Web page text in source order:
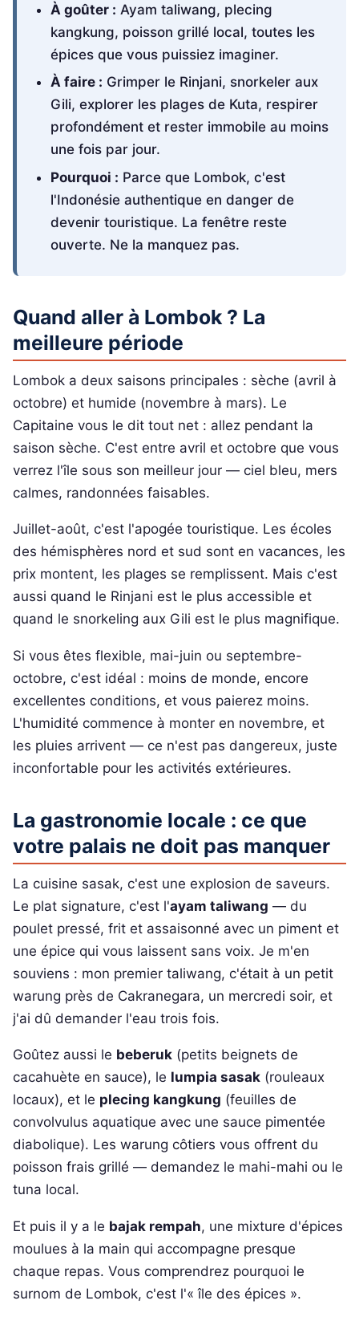
À goûter : Ayam taliwang, plecing
kangkung, poisson grillé local, toutes les
épices que vous puissiez imaginer.
À faire : Grimper le Rinjani, snorkeler aux
Gili, explorer les plages de Kuta, respirer
profondément et rester immobile au moins
une fois par jour.
Pourquoi : Parce que Lombok, c'est
l'Indonésie authentique en danger de
devenir touristique. La fenêtre reste
ouverte. Ne la manquez pas.
Quand aller à Lombok ? La
meilleure période
Lombok a deux saisons principales : sèche (avril à
octobre) et humide (novembre à mars). Le
Capitaine vous le dit tout net : allez pendant la
saison sèche. C'est entre avril et octobre que vous
verrez l'île sous son meilleur jour — ciel bleu, mers
calmes, randonnées faisables.
Juillet-août, c'est l'apogée touristique. Les écoles
des hémisphères nord et sud sont en vacances, les
prix montent, les plages se remplissent. Mais c'est
aussi quand le Rinjani est le plus accessible et
quand le snorkeling aux Gili est le plus magnifique.
Si vous êtes flexible, mai-juin ou septembre-
octobre, c'est idéal : moins de monde, encore
excellentes conditions, et vous paierez moins.
L'humidité commence à monter en novembre, et
les pluies arrivent — ce n'est pas dangereux, juste
inconfortable pour les activités extérieures.
La gastronomie locale : ce que
votre palais ne doit pas manquer
La cuisine sasak, c'est une explosion de saveurs.
Le plat signature, c'est l'ayam taliwang — du
poulet pressé, frit et assaisonné avec un piment et
une épice qui vous laissent sans voix. Je m'en
souviens : mon premier taliwang, c'était à un petit
warung près de Cakranegara, un mercredi soir, et
j'ai dû demander l'eau trois fois.
Goûtez aussi le beberuk (petits beignets de
cacahuète en sauce), le lumpia sasak (rouleaux
locaux), et le plecing kangkung (feuilles de
convolvulus aquatique avec une sauce pimentée
diabolique). Les warung côtiers vous offrent du
poisson frais grillé — demandez le mahi-mahi ou le
tuna local.
Et puis il y a le bajak rempah, une mixture d'épices
moulues à la main qui accompagne presque
chaque repas. Vous comprendrez pourquoi le
surnom de Lombok, c'est l'« île des épices ».